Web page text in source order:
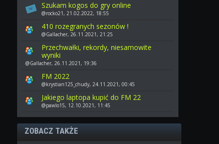
Szukam kogos do gry online
@rocko21, 21.02.2022, 18:55
410 rozegranych sezonów !
@Gallacher, 26.11.2021, 21:25
Przechwałki, rekordy, niesamowite
wyniki
@Gallacher, 26.11.2021, 19:36
FM 2022
@krystian125_chudy, 24.11.2021, 00:45
Jakiego laptopa kupić do FM 22
@pawlo15, 12.10.2021, 11:45
ZOBACZ TAKŻE